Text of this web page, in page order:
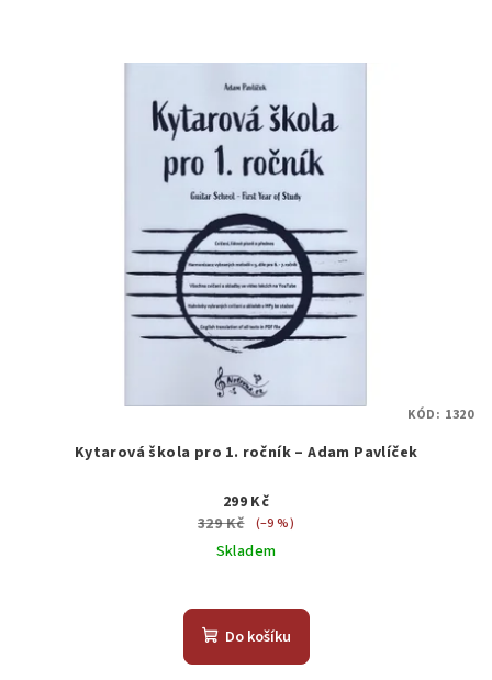
Kytarová škola pro 1. ročník – Adam Pavlíček
299 Kč
329 Kč
(–9 %)
Skladem
Do košíku
KÓD: 1320